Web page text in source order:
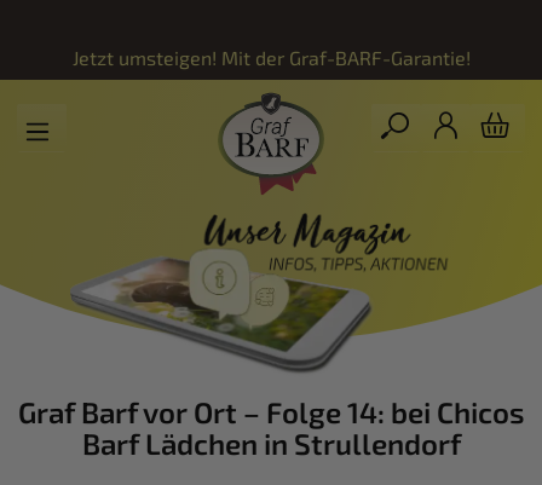
Jetzt umsteigen! Mit der Graf-BARF-Garantie!
Graf Barf vor Ort – Folge 14: bei Chicos
Barf Lädchen in Strullendorf